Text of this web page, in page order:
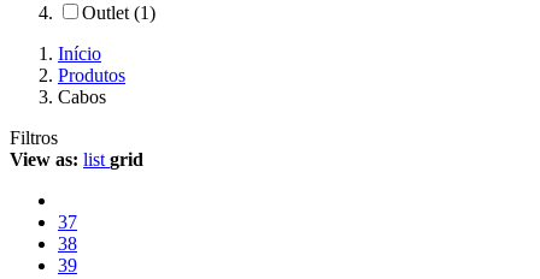
Outlet (1)
Início
Produtos
Cabos
Filtros
View as: list grid
37
38
39